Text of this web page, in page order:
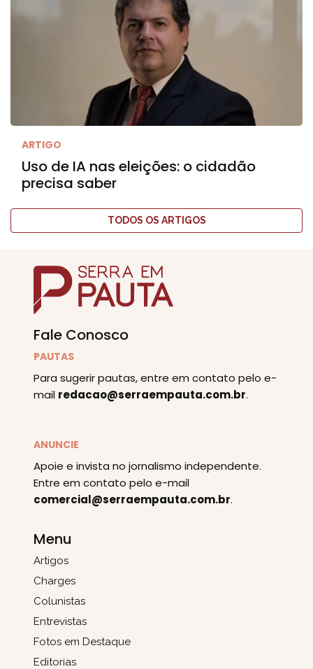
ARTIGO
Uso de IA nas eleições: o cidadão
precisa saber
TODOS OS ARTIGOS
Fale Conosco
PAUTAS
Para sugerir pautas, entre em contato pelo e-
mail redacao@serraempauta.com.br.
ANUNCIE
Apoie e invista no jornalismo independente.
Entre em contato pelo e-mail
comercial@serraempauta.com.br.
Menu
Artigos
Charges
Colunistas
Entrevistas
Fotos em Destaque
Editorias